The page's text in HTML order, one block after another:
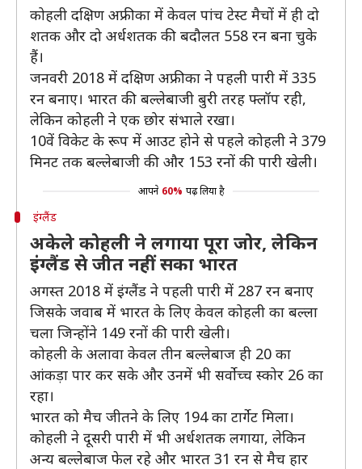
कोहली दक्षिण अफ्रीका में केवल पांच टेस्ट मैचों में ही दो
शतक और दो अर्धशतक की बदौलत 558 रन बना चुके
हैं।
जनवरी 2018 में दक्षिण अफ्रीका ने पहली पारी में 335
रन बनाए। भारत की बल्लेबाजी बुरी तरह फ्लॉप रही,
लेकिन कोहली ने एक छोर संभाले रखा।
10वें विकेट के रूप में आउट होने से पहले कोहली ने 379
मिनट तक बल्लेबाजी की और 153 रनों की पारी खेली।
आपने 60% पढ़ लिया है
इंग्लैंड
अकेले कोहली ने लगाया पूरा जोर, लेकिन
इंग्लैंड से जीत नहीं सका भारत
अगस्त 2018 में इंग्लैंड ने पहली पारी में 287 रन बनाए
जिसके जवाब में भारत के लिए केवल कोहली का बल्ला
चला जिन्होंने 149 रनों की पारी खेली।
कोहली के अलावा केवल तीन बल्लेबाज ही 20 का
आंकड़ा पार कर सके और उनमें भी सर्वोच्च स्कोर 26 का
रहा।
भारत को मैच जीतने के लिए 194 का टार्गेट मिला।
कोहली ने दूसरी पारी में भी अर्धशतक लगाया, लेकिन
अन्य बल्लेबाज फेल रहे और भारत 31 रन से मैच हार